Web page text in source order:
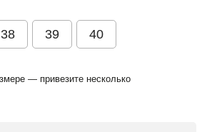
38 39 40
— привезите несколько